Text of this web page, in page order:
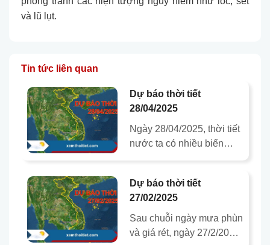
và lũ lụt.
Tin tức liên quan
Dự báo thời tiết
28/04/2025
Ngày 28/04/2025, thời tiết
nước ta có nhiều biến
ở miền Bắc và áp…
Dự báo thời tiết
27/02/2025
Sau chuỗi ngày mưa phùn
và giá rét, ngày 27/2/2025,